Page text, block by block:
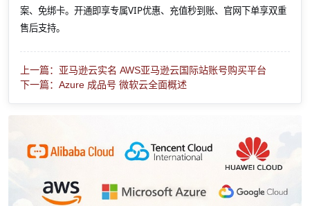
案、免绑卡。开通即享专属VIP优惠、充值秒到账、官网下单享双重
售后支持。
上一篇：亚马逊云实名 AWS亚马逊云国际站账号购买平台
下一篇：Azure 成品号 微软云全面概述